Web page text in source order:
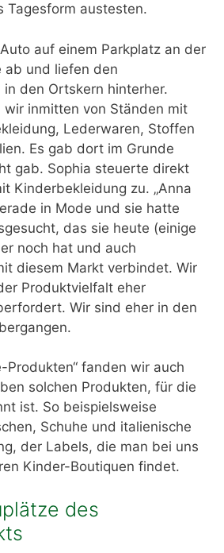
Tagesform austesten.
auf einem Parkplatz an der
ab und liefen den
in den Ortskern hinterher.
wir inmitten von Ständen mit
Lederwaren, Stoffen
Es gab dort im Grunde
gab. Sophia steuerte direkt
Kinderbekleidung zu. „Anna
in Mode und sie hatte
das sie heute (einige
noch hat und auch
diesem Markt verbindet. Wir
Produktvielfalt eher
Wir sind eher in den
Produkten“ fanden wir auch
solchen Produkten, für die
ist. So beispielsweise
Schuhe und italienische
der Labels, die man bei uns
Kinder-Boutiquen findet.
des